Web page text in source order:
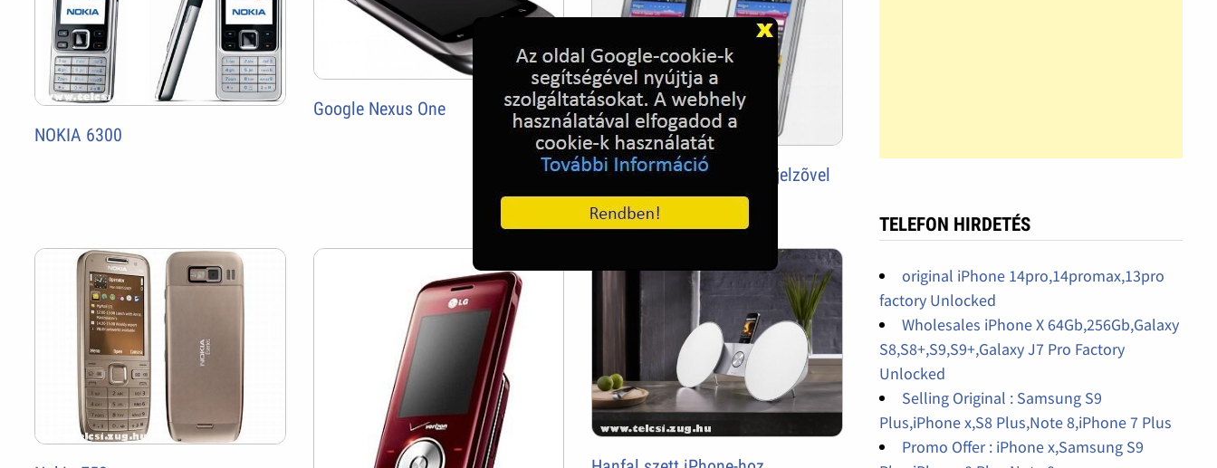
NOKIA 6300
Google Nexus One
Samsung S5260 - érintõkijelzõvel
és WLAN modullal
TELEFON HIRDETÉS
original iPhone 14pro,14promax,13pro
factory Unlocked
Wholesales iPhone X 64Gb,256Gb,Galaxy
S8,S8+,S9,S9+,Galaxy J7 Pro Factory
Unlocked
Selling Original : Samsung S9
Plus,iPhone x,S8 Plus,Note 8,iPhone 7 Plus
Promo Offer : iPhone x,Samsung S9